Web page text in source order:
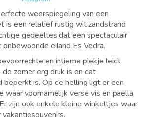
weerspiegeling van een
is een relatief rustig wit zandstrand
gedeeltes dat een spectaculair
eiland Es Vedra.
en intieme plekje leidt
zomer erg druk is en dat
beperkt is. Op de helling ligt er een
waar voornamelijk verse vis en paella
zijn ook enkele kleine winkeltjes waar